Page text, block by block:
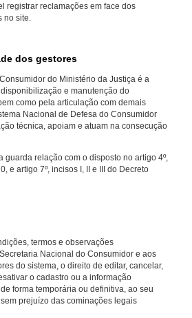
registrar reclamações em face dos
site.
dos gestores
do Ministério da Justiça é a
e manutenção do
como pela articulação com demais
Nacional de Defesa do Consumidor
técnica, apoiam e atuam na consecução
guarda relação com o disposto no artigo 4º,
e artigo 7º, incisos I, II e III do Decreto
termos e observações
Nacional do Consumidor e aos
do sistema, o direito de editar, cancelar,
o cadastro ou a informação
forma temporária ou definitiva, ao seu
prejuízo das cominações legais